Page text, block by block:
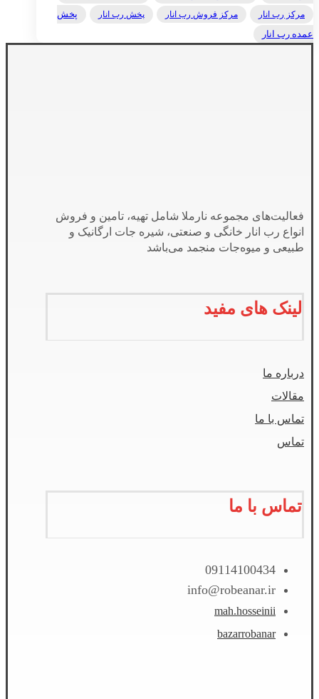
مرکز رب انار مرکز فروش رب انار پخش رب انار
پخش
عمده رب انار
فعالیت‌های مجموعه نارملا شامل تهیه، تامین و فروش
انواع رب انار خانگی و صنعتی، شیره جات ارگانیک و
طبیعی و میوه‌جات منجمد می‌باشد
لینک های مفید
درباره ما
مقالات
تماس با ما
تماس
تماس با ما
09114100434
info@robeanar.ir
mah.hosseinii
bazarrobanar